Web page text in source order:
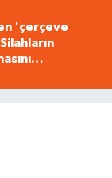
'çerçeve